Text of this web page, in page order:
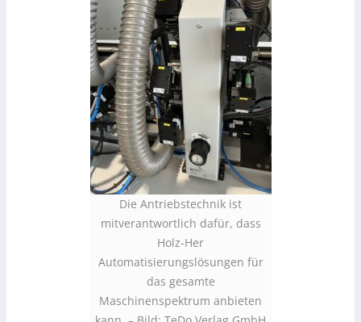
Die Antriebstechnik ist
mitverantwortlich dafür, dass
Holz-Her
Automatisierungslösungen für
das gesamte
Maschinenspektrum anbieten